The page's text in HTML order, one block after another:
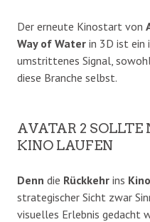
Der erneute Kinostart von
Way of Water in 3D ist ein
umstrittenes Signal,
diese Branche selbst.
AVATAR 2
KINO LAUFEN
Denn die Rückkehr ins Kino
strategischer Sicht zwar
visuelles Erlebnis gedacht